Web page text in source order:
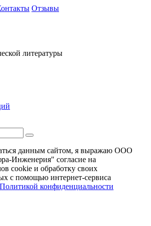
Отзывы
литературы
данным сайтом, я выражаю ООО
Инженерия" согласие на
cookie и обработку своих
с помощью интернет-сервиса
Политикой конфиденциальности